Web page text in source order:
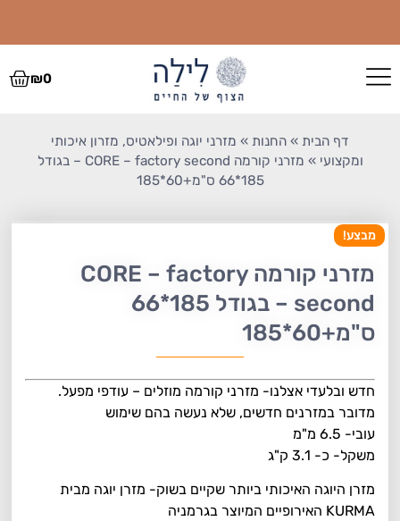
לרכישות קבוצתיות בהנחה- מ5 מזרנים ומעלה- דברו איתנו (למעט ציוד שכבר
במחיר סיטונאי)
₪0
דף הבית » החנות » מזרני יוגה ופילאטיס, מזרון איכותי
ומקצועי »
מזרני קורמה CORE – factory second – בגודל
185*66 ס"מ+60*185
מבצע!
מזרני קורמה CORE – factory
second – בגודל 185*66
ס"מ+60*185
חדש ובלעדי אצלנו- מזרני קורמה מוזלים – עודפי מפעל.
מדובר במזרנים חדשים, שלא נעשה בהם שימוש
עובי- 6.5 מ"מ
משקל- כ- 3.1 ק"ג
מזרן היוגה האיכותי ביותר שקיים בשוק- מזרן יוגה מבית
KURMA האירופיים המיוצר בגרמניה